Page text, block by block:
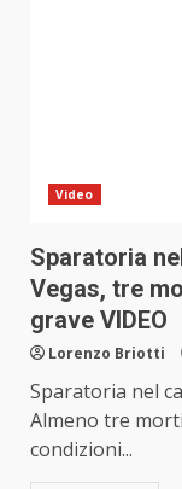
Video
Sparatoria
Vegas, tre
grave VIDEO
Lorenzo Briotti
Sparatoria nel
Almeno tre
condizioni...